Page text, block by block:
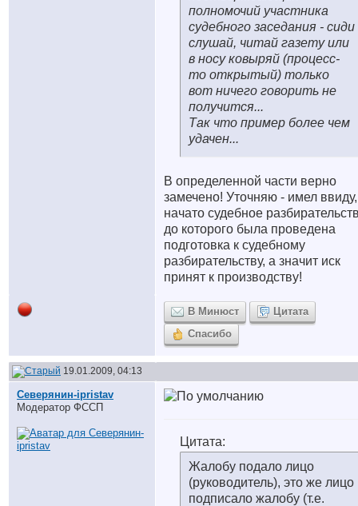
полномочий участника
судебного заседания - сиди
слушай, читай газету или
в носу ковыряй (процесс-
то открытый) только
вот ничего говорить не
получится...
Так что пример более чем
удачен...
В определенной части верно
замечено! Уточняю - имел ввиду,
начато судебное
до которого была проведена
подготовка к судебному
разбирательству, а значит иск
принят к производству!
В Минюст
Цитата
Спасибо
19.01.2009, 04:13
Северянин-ipristav
Модератор ФССП
Цитата:
Жалобу подало лицо
(руководитель), это же лицо
подписало жалобу (т.е.